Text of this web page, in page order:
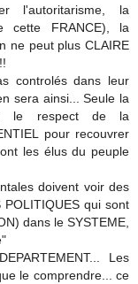
l'autoritarisme, la
cette FRANCE), la
ne peut plus CLAIRE
controlés dans leur
sera ainsi... Seule la
le respect de la
pour recouvrer
les élus du peuple
doivent voir des
POLITIQUES qui sont
dans le SYSTEME,
Les
le comprendre... ce